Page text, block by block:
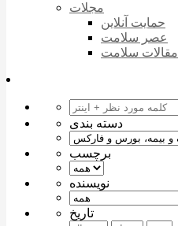
مجلات
حمایت آنلاین
عصر سلامت
مقالات سلامت
دسته بندی
برچسب
نویسنده
تاریخ